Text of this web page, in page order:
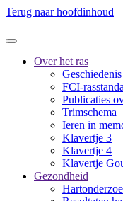
Terug naar hoofdinhoud
Over het ras
FCI-
Publicaties
Trimschema
Ieren in
Klavertje 3
Klavertje 4
Klavertje
Gezondheid